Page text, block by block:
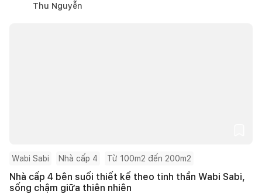
Thu Nguyễn
Wabi Sabi Nhà cấp 4 Từ 100m2 đến 200m2
Nhà cấp 4 bên suối thiết kế theo tinh thần Wabi Sabi,
sống chậm giữa thiên nhiên